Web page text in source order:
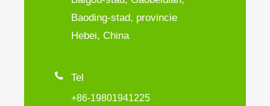
Baoding-stad, provincie
Hebei, China
 Tel
+86-19801941225